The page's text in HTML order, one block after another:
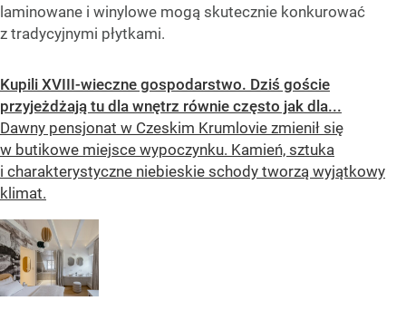
laminowane i winylowe mogą skutecznie konkurować
z tradycyjnymi płytkami.
Kupili XVIII-wieczne gospodarstwo. Dziś goście
przyjeżdżają tu dla wnętrz równie często jak dla...
Dawny pensjonat w Czeskim Krumlovie zmienił się
w butikowe miejsce wypoczynku. Kamień, sztuka
i charakterystyczne niebieskie schody tworzą wyjątkowy
klimat.